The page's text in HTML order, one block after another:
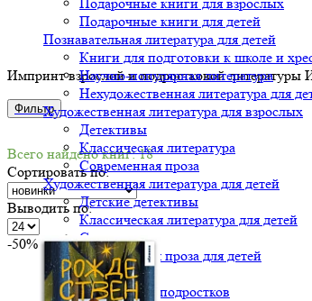
Подарочные книги для детей
Познавательная литература для детей
Книги для подготовки к школе и
Научно-популярная литература
Нехудожественная литература для
Художественная литература для взрослых
Детективы
Классическая литература
Современная проза
Художественная литература для детей
Детские детективы
Классическая литература для детей
Сказки
Современная проза для детей
Стихи
Фэнтези для подростков
Импринт взрослой и подростковой
Фильтр
Всего найдено книг: 18
Сортировать по:
Выводить по:
-50%